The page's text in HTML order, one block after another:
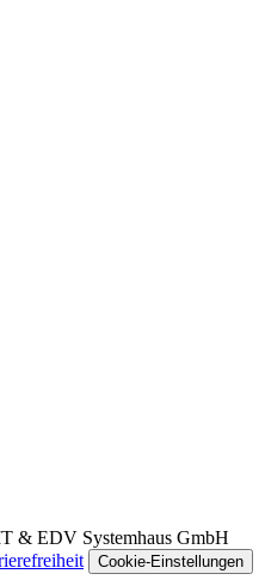
& EDV Systemhaus GmbH
Cookie-Einstellungen